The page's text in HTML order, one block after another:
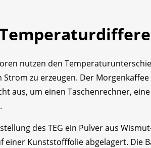
nutzen den
zu erzeugen. Der
aus, um einen Taschenrechner,
des TEG ein Pulver aus
einer Kunststofffolie abgelagert. Die